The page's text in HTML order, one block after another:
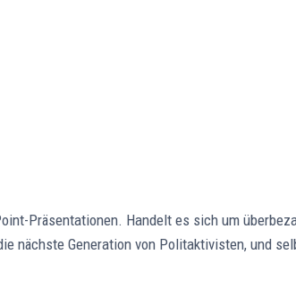
Präsentationen. Handelt es sich um
nächste Generation von Politaktivisten, und